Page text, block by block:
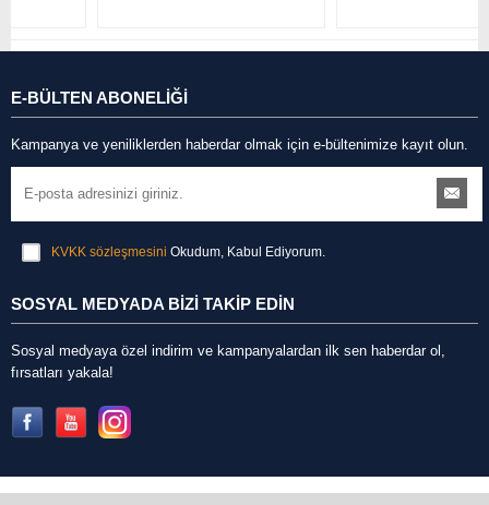
E-BÜLTEN ABONELİĞİ
Kampanya ve yeniliklerden haberdar olmak için e-bültenimize kayıt olun.
KVKK sözleşmesini Okudum, Kabul Ediyorum.
SOSYAL MEDYADA BİZİ TAKİP EDİN
Sosyal medyaya özel indirim ve kampanyalardan ilk sen haberdar ol,
fırsatları yakala!